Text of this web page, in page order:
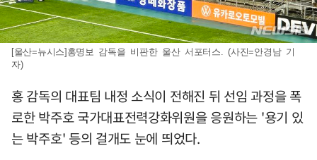
[울산=뉴시스]홍명보 감독을 비판한 울산 서포터스. (사진=안경남 기
자)
홍 감독의 대표팀 내정 소식이 전해진 뒤 선임 과정을 폭
로한 박주호 국가대표전력강화위원을 응원하는 '용기 있
는 박주호' 등의 걸개도 눈에 띄었다.